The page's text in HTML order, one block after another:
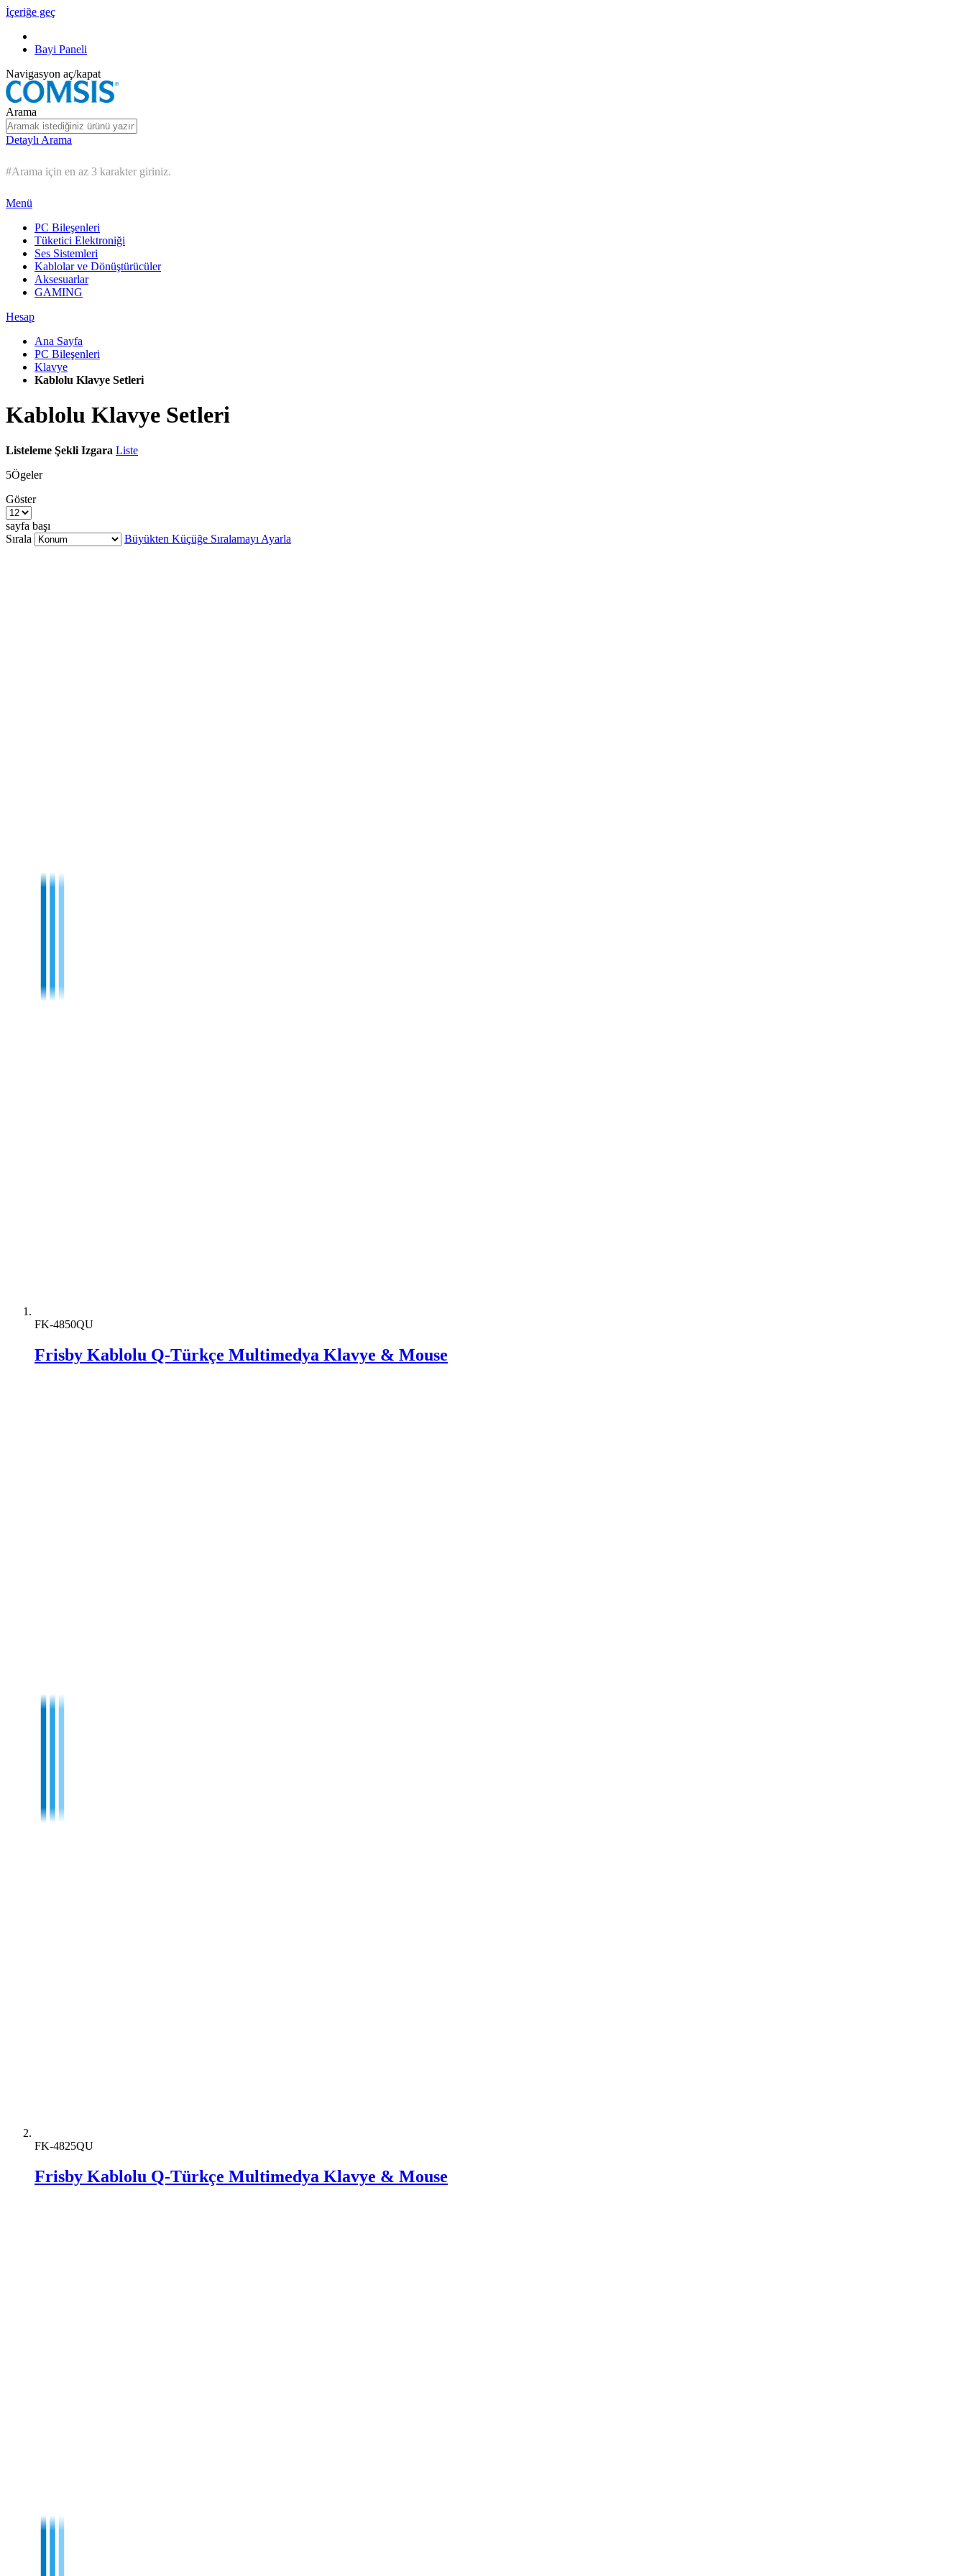
İçeriğe geç
Bayi Paneli
Navigasyon aç/kapat
Arama
Detaylı Arama
#Arama için en az 3 karakter giriniz.
Menü
PC Bileşenleri
Tüketici Elektroniği
Ses Sistemleri
Kablolar ve Dönüştürücüler
Aksesuarlar
GAMING
Hesap
Ana Sayfa
PC Bileşenleri
Klavye
Kablolu Klavye Setleri
Kablolu Klavye Setleri
Listeleme Şekli Izgara Liste
5Ögeler
Göster
sayfa başı
Sırala
Büyükten Küçüğe Sıralamayı Ayarla
FK-4850QU
Frisby Kablolu Q-Türkçe Multimedya Klavye & Mouse
FK-4825QU
Frisby Kablolu Q-Türkçe Multimedya Klavye & Mouse